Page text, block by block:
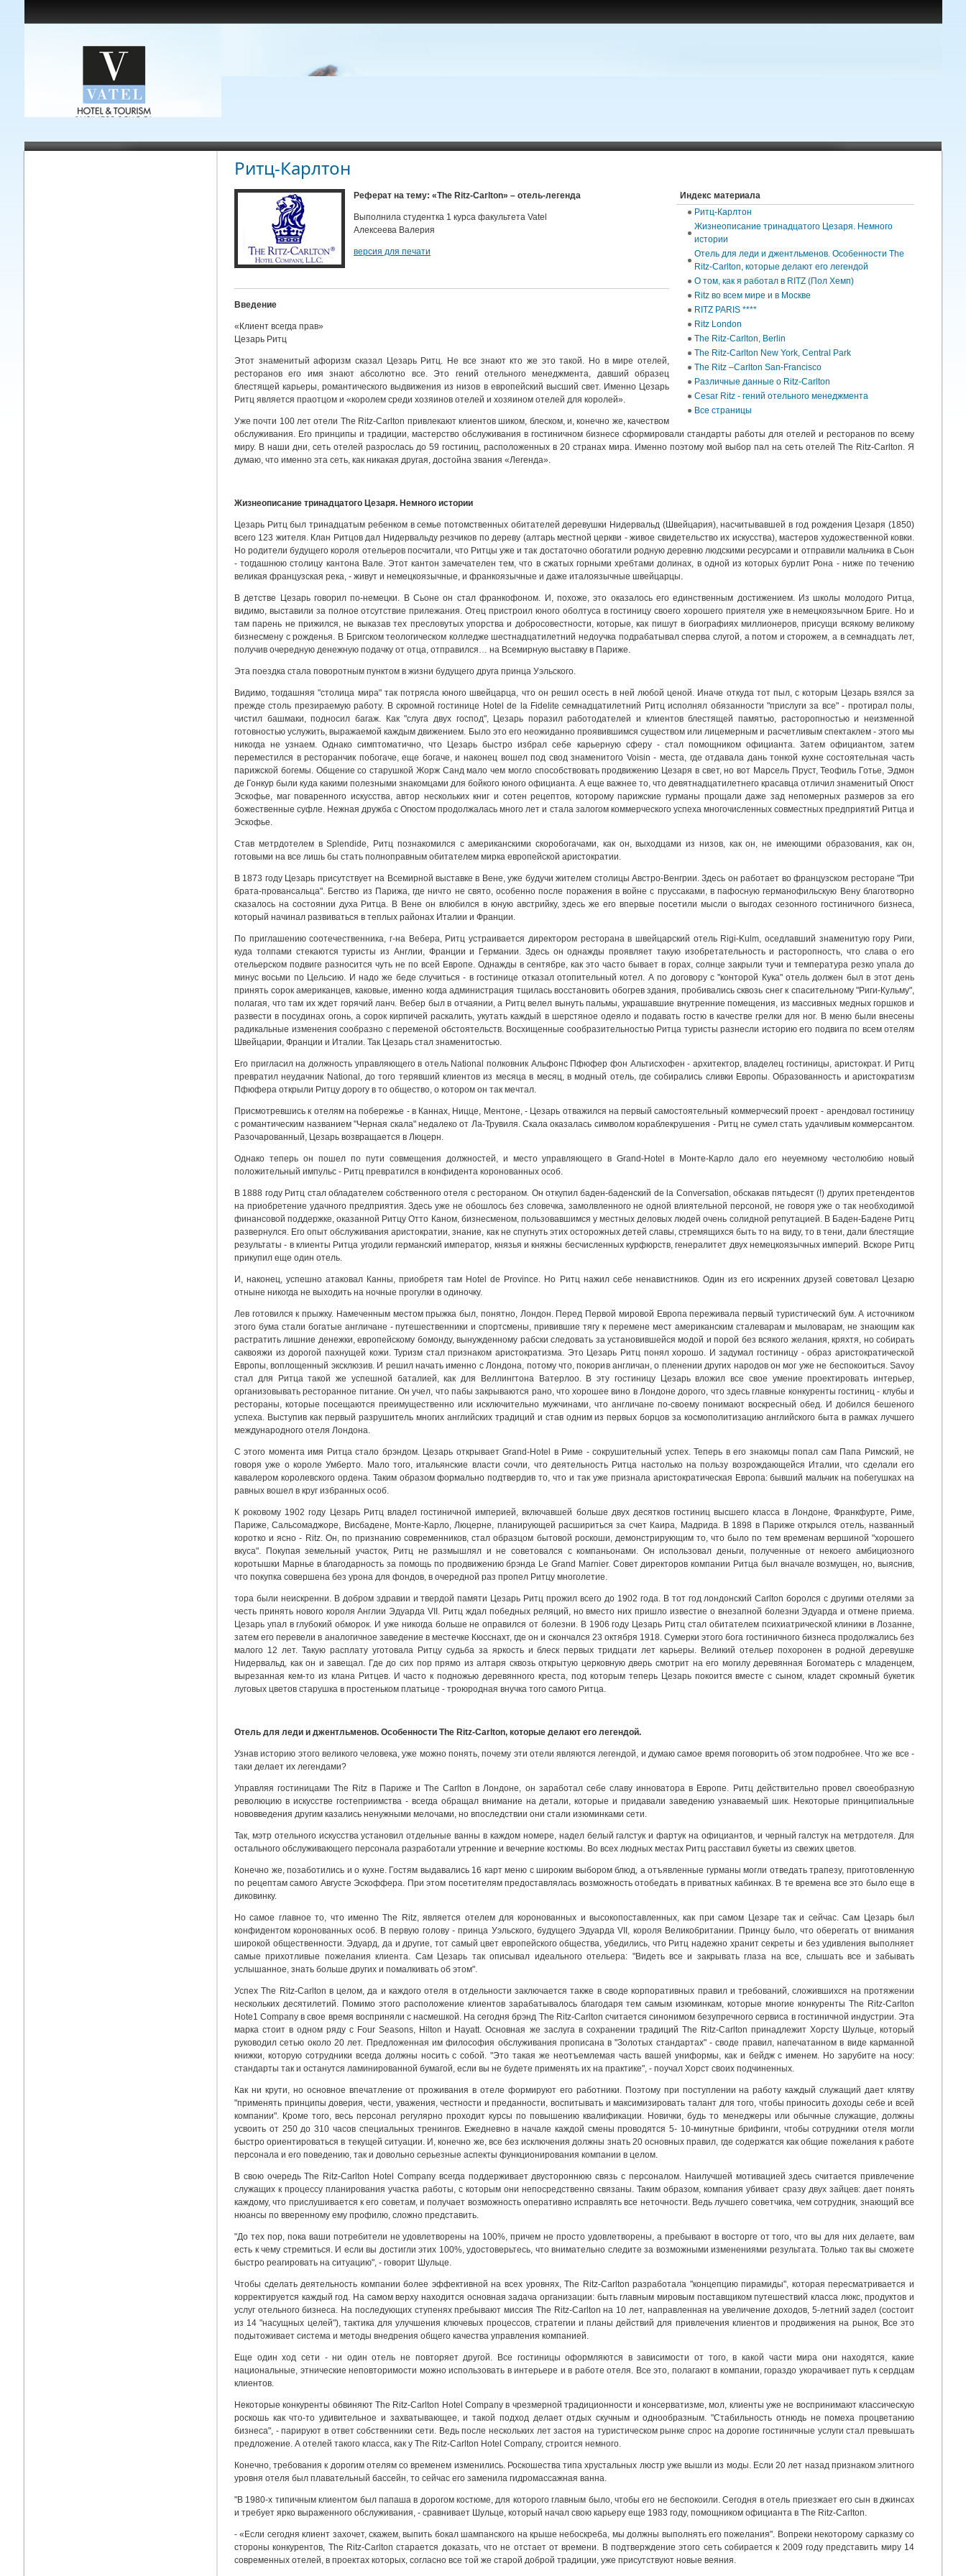
Ритц-Карлтон
Индекс материала
Ритц-Карлтон
Жизнеописание тринадцатого Цезаря. Немного
истории
Отель для леди и джентльменов. Особенности The
Ritz-Carlton, которые делают его легендой
О том, как я работал в RITZ (Пол Хемп)
Ritz во всем мире и в Москве
RITZ PARIS ****
Ritz London
The Ritz-Carlton, Berlin
The Ritz-Carlton New York, Central Park
The Ritz –Carlton San-Francisco
Различные данные о Ritz-Carlton
Cesar Ritz - гений отельного менеджмента
Все страницы
Реферат на тему: «The Ritz-Carlton» – отель-легенда
Выполнила студентка 1 курса факультета Vatel
Алексеева Валерия
версия для печати
Введение
«Клиент всегда прав»
Цезарь Ритц
Этот знаменитый афоризм сказал Цезарь Ритц. Не все знают кто же это такой. Но в мире отелей,
ресторанов его имя знают абсолютно все. Это гений отельного менеджмента, давший образец
блестящей карьеры, романтического выдвижения из низов в европейский высший свет. Именно Цезарь
Ритц является праотцом и «королем среди хозяинов отелей и хозяином отелей для королей».
Уже почти 100 лет отели The Ritz-Carlton привлекают клиентов шиком, блеском, и, конечно же, качеством
обслуживания. Его принципы и традиции, мастерство обслуживания в гостиничном бизнесе сформировали стандарты работы для отелей и ресторанов по всему
миру. В наши дни, сеть отелей разрослась до 59 гостиниц, расположенных в 20 странах мира. Именно поэтому мой выбор пал на сеть отелей The Ritz-Carlton. Я
думаю, что именно эта сеть, как никакая другая, достойна звания «Легенда».
Жизнеописание тринадцатого Цезаря. Немного истории
Цезарь Ритц был тринадцатым ребенком в семье потомственных обитателей деревушки Нидервальд (Швейцария), насчитывавшей в год рождения Цезаря (1850)
всего 123 жителя. Клан Ритцов дал Нидервальду резчиков по дереву (алтарь местной церкви - живое свидетельство их искусства), мастеров художественной ковки.
Но родители будущего короля отельеров посчитали, что Ритцы уже и так достаточно обогатили родную деревню людскими ресурсами и отправили мальчика в Сьон
- тогдашнюю столицу кантона Вале. Этот кантон замечателен тем, что в сжатых горными хребтами долинах, в одной из которых бурлит Рона - ниже по течению
великая французская река, - живут и немецкоязычные, и франкоязычные и даже италоязычные швейцарцы.
В детстве Цезарь говорил по-немецки. В Сьоне он стал франкофоном. И, похоже, это оказалось его единственным достижением. Из школы молодого Ритца,
видимо, выставили за полное отсутствие прилежания. Отец пристроил юного оболтуса в гостиницу своего хорошего приятеля уже в немецкоязычном Бриге. Но и
там парень не прижился, не выказав тех пресловутых упорства и добросовестности, которые, как пишут в биографиях миллионеров, присущи всякому великому
бизнесмену с рожденья. В Бригском теологическом колледже шестнадцатилетний недоучка подрабатывал сперва слугой, а потом и сторожем, а в семнадцать лет,
получив очередную денежную подачку от отца, отправился… на Всемирную выставку в Париже.
Эта поездка стала поворотным пунктом в жизни будущего друга принца Уэльского.
Видимо, тогдашняя "столица мира" так потрясла юного швейцарца, что он решил осесть в ней любой ценой. Иначе откуда тот пыл, с которым Цезарь взялся за
прежде столь презираемую работу. В скромной гостинице Hotel de la Fidelite семнадцатилетний Ритц исполнял обязанности "прислуги за все" - протирал полы,
чистил башмаки, подносил багаж. Как "слуга двух господ", Цезарь поразил работодателей и клиентов блестящей памятью, расторопностью и неизменной
готовностью услужить, выражаемой каждым движением. Было это его неожиданно проявившимся существом или лицемерным и расчетливым спектаклем - этого мы
никогда не узнаем. Однако симптоматично, что Цезарь быстро избрал себе карьерную сферу - стал помощником официанта. Затем официантом, затем
переместился в ресторанчик побогаче, еще богаче, и наконец вошел под свод знаменитого Voisin - места, где отдавала дань тонкой кухне состоятельная часть
парижской богемы. Общение со старушкой Жорж Санд мало чем могло способствовать продвижению Цезаря в свет, но вот Марсель Пруст, Теофиль Готье, Эдмон
де Гонкур были куда какими полезными знакомцами для бойкого юного официанта. А еще важнее то, что девятнадцатилетнего красавца отличил знаменитый Огюст
Эскофье, маг поваренного искусства, автор нескольких книг и сотен рецептов, которому парижские гурманы прощали даже зад непомерных размеров за его
божественные суфле. Нежная дружба с Огюстом продолжалась много лет и стала залогом коммерческого успеха многочисленных совместных предприятий Ритца и
Эскофье.
Став метрдотелем в Splendide, Ритц познакомился с американскими скоробогачами, как он, выходцами из низов, как он, не имеющими образования, как он,
готовыми на все лишь бы стать полноправным обитателем мирка европейской аристократии.
В 1873 году Цезарь присутствует на Всемирной выставке в Вене, уже будучи жителем столицы Австро-Венгрии. Здесь он работает во французском ресторане "Три
брата-провансальца". Бегство из Парижа, где ничто не свято, особенно после поражения в войне с пруссаками, в пафосную германофильскую Вену благотворно
сказалось на состоянии духа Ритца. В Вене он влюбился в юную австрийку, здесь же его впервые посетили мысли о выгодах сезонного гостиничного бизнеса,
который начинал развиваться в теплых районах Италии и Франции.
По приглашению соотечественника, г-на Вебера, Ритц устраивается директором ресторана в швейцарский отель Rigi-Kulm, оседлавший знаменитую гору Риги,
куда толпами стекаются туристы из Англии, Франции и Германии. Здесь он однажды проявляет такую изобретательность и расторопность, что слава о его
отельерском подвиге разносится чуть не по всей Европе. Однажды в сентябре, как это часто бывает в горах, солнце закрыли тучи и температура резко упала до
минус восьми по Цельсию. И надо же беде случиться - в гостинице отказал отопительный котел. А по договору с "конторой Кука" отель должен был в этот день
принять сорок американцев, каковые, именно когда администрация тщилась восстановить обогрев здания, пробивались сквозь снег к спасительному "Риги-Кульму",
полагая, что там их ждет горячий ланч. Вебер был в отчаянии, а Ритц велел вынуть пальмы, украшавшие внутренние помещения, из массивных медных горшков и
развести в посудинах огонь, а сорок кирпичей раскалить, укутать каждый в шерстяное одеяло и подавать гостю в качестве грелки для ног. В меню были внесены
радикальные изменения сообразно с переменой обстоятельств. Восхищенные сообразительностью Ритца туристы разнесли историю его подвига по всем отелям
Швейцарии, Франции и Италии. Так Цезарь стал знаменитостью.
Его пригласил на должность управляющего в отель National полковник Альфонс Пфюфер фон Альтисхофен - архитектор, владелец гостиницы, аристократ. И Ритц
превратил неудачник National, до того терявший клиентов из месяца в месяц, в модный отель, где собирались сливки Европы. Образованность и аристократизм
Пфюфера открыли Ритцу дорогу в то общество, о котором он так мечтал.
Присмотревшись к отелям на побережье - в Каннах, Ницце, Ментоне, - Цезарь отважился на первый самостоятельный коммерческий проект - арендовал гостиницу
с романтическим названием "Черная скала" недалеко от Ла-Трувиля. Скала оказалась символом кораблекрушения - Ритц не сумел стать удачливым коммерсантом.
Разочарованный, Цезарь возвращается в Люцерн.
Однако теперь он пошел по пути совмещения должностей, и место управляющего в Grand-Hotel в Монте-Карло дало его неуемному честолюбию новый
положительный импульс - Ритц превратился в конфидента коронованных особ.
В 1888 году Ритц стал обладателем собственного отеля с рестораном. Он откупил баден-баденский de la Conversation, обскакав пятьдесят (!) других претендентов
на приобретение удачного предприятия. Здесь уже не обошлось без словечка, замолвленного не одной влиятельной персоной, не говоря уже о так необходимой
финансовой поддержке, оказанной Ритцу Отто Каном, бизнесменом, пользовавшимся у местных деловых людей очень солидной репутацией. В Баден-Бадене Ритц
развернулся. Его опыт обслуживания аристократии, знание, как не спугнуть этих осторожных детей славы, стремящихся быть то на виду, то в тени, дали блестящие
результаты - в клиенты Ритца угодили германский император, князья и княжны бесчисленных курфюрств, генералитет двух немецкоязычных империй. Вскоре Ритц
прикупил еще один отель.
И, наконец, успешно атаковал Канны, приобретя там Hotel de Province. Но Ритц нажил себе ненавистников. Один из его искренних друзей советовал Цезарю
отныне никогда не выходить на ночные прогулки в одиночку.
Лев готовился к прыжку. Намеченным местом прыжка был, понятно, Лондон. Перед Первой мировой Европа переживала первый туристический бум. А источником
этого бума стали богатые англичане - путешественники и спортсмены, привившие тягу к перемене мест американским сталеварам и мыловарам, не знающим как
растратить лишние денежки, европейскому бомонду, вынужденному рабски следовать за установившейся модой и порой без всякого желания, кряхтя, но собирать
саквояжи из дорогой пахнущей кожи. Туризм стал признаком аристократизма. Это Цезарь Ритц понял хорошо. И задумал гостиницу - образ аристократической
Европы, воплощенный эксклюзив. И решил начать именно с Лондона, потому что, покорив англичан, о пленении других народов он мог уже не беспокоиться. Savoy
стал для Ритца такой же успешной баталией, как для Веллингтона Ватерлоо. В эту гостиницу Цезарь вложил все свое умение проектировать интерьер,
организовывать ресторанное питание. Он учел, что пабы закрываются рано, что хорошее вино в Лондоне дорого, что здесь главные конкуренты гостиниц - клубы и
рестораны, которые посещаются преимущественно или исключительно мужчинами, что англичане по-своему понимают воскресный обед. И добился бешеного
успеха. Выступив как первый разрушитель многих английских традиций и став одним из первых борцов за космополитизацию английского быта в рамках лучшего
международного отеля Лондона.
С этого момента имя Ритца стало брэндом. Цезарь открывает Grand-Hotel в Риме - сокрушительный успех. Теперь в его знакомцы попал сам Папа Римский, не
говоря уже о короле Умберто. Мало того, итальянские власти сочли, что деятельность Ритца настолько на пользу возрождающейся Италии, что сделали его
кавалером королевского ордена. Таким образом формально подтвердив то, что и так уже признала аристократическая Европа: бывший мальчик на побегушках на
равных вошел в круг избранных особ.
К роковому 1902 году Цезарь Ритц владел гостиничной империей, включавшей больше двух десятков гостиниц высшего класса в Лондоне, Франкфурте, Риме,
Париже, Сальсомаджоре, Висбадене, Монте-Карло, Люцерне, планирующей расшириться за счет Каира, Мадрида. В 1898 в Париже открылся отель, названный
коротко и ясно - Ritz. Он, по признанию современников, стал образцом бытовой роскоши, демонстрирующим то, что было по тем временам вершиной "хорошего
вкуса". Покупая земельный участок, Ритц не размышлял и не советовался с компаньонами. Он использовал деньги, полученные от некоего амбициозного
коротышки Марнье в благодарность за помощь по продвижению брэнда Le Grand Marnier. Совет директоров компании Ритца был вначале возмущен, но, выяснив,
что покупка совершена без урона для фондов, в очередной раз пропел Ритцу многолетие.
тора были неискренни. В добром здравии и твердой памяти Цезарь Ритц прожил всего до 1902 года. В тот год лондонский Carlton боролся с другими отелями за
честь принять нового короля Англии Эдуарда VII. Ритц ждал победных реляций, но вместо них пришло известие о внезапной болезни Эдуарда и отмене приема.
Цезарь упал в глубокий обморок. И уже никогда больше не оправился от болезни. В 1906 году Цезарь Ритц стал обитателем психиатрической клиники в Лозанне,
затем его перевели в аналогичное заведение в местечке Кюсснахт, где он и скончался 23 октября 1918. Сумерки этого бога гостиничного бизнеса продолжались без
малого 12 лет. Такую расплату уготовала Ритцу судьба за яркость и блеск первых тридцати лет карьеры. Великий отельер похоронен в родной деревушке
Нидервальд, как он и завещал. Где до сих пор прямо из алтаря сквозь открытую церковную дверь смотрит на его могилу деревянная Богоматерь с младенцем,
вырезанная кем-то из клана Ритцев. И часто к подножью деревянного креста, под которым теперь Цезарь покоится вместе с сыном, кладет скромный букетик
луговых цветов старушка в простеньком платьице - троюродная внучка того самого Ритца.
Отель для леди и джентльменов. Особенности The Ritz-Carlton, которые делают его легендой.
Узнав историю этого великого человека, уже можно понять, почему эти отели являются легендой, и думаю самое время поговорить об этом подробнее. Что же все -
таки делает их легендами?
Управляя гостиницами Тhе Ritz в Париже и Тhе Саrltоn в Лондоне, он заработал себе славу инноватора в Европе. Ритц действительно провел своеобразную
революцию в искусстве гостеприимства - всегда обращал внимание на детали, которые и придавали заведению узнаваемый шик. Некоторые принципиальные
нововведения другим казались ненужными мелочами, но впоследствии они стали изюминками сети.
Так, мэтр отельного искусства установил отдельные ванны в каждом номере, надел белый галстук и фартук на официантов, и черный галстук на метрдотеля. Для
остального обслуживающего персонала разработали утренние и вечерние костюмы. Во всех людных местах Ритц расставил букеты из свежих цветов.
Конечно же, позаботились и о кухне. Гостям выдавались 16 карт меню с широким выбором блюд, а отъявленные гурманы могли отведать трапезу, приготовленную
по рецептам самого Августе Эскоффера. При этом посетителям предоставлялась возможность отобедать в приватных кабинках. В те времена все это было еще в
диковинку.
Но самое главное то, что именно The Ritz, является отелем для коронованных и высокопоставленных, как при самом Цезаре так и сейчас. Сам Цезарь был
конфидентом коронованных особ. В первую голову - принца Уэльского, будущего Эдуарда VII, короля Великобритании. Принцу было, что оберегать от внимания
широкой общественности. Эдуард, да и другие, тот самый цвет европейского общества, убедились, что Ритц надежно хранит секреты и без удивления выполняет
самые прихотливые пожелания клиента. Сам Цезарь так описывал идеального отельера: "Видеть все и закрывать глаза на все, слышать все и забывать
услышанное, знать больше других и помалкивать об этом".
Успех The Ritz-Carlton в целом, да и каждого отеля в отдельности заключается также в своде корпоративных правил и требований, сложившихся на протяжении
нескольких десятилетий. Помимо этого расположение клиентов зарабатывалось благодаря тем самым изюминкам, которые многие конкуренты The Ritz-Carlton
Ноtе1 Соmраnу в свое время восприняли с насмешкой. На сегодня брэнд The Ritz-Carlton считается синонимом безупречного сервиса в гостиничной индустрии. Эта
марка стоит в одном ряду с Four Seasons, Hilton и Hayatt. Основная же заслуга в сохранении традиций The Ritz-Carlton принадлежит Хорсту Шульце, который
руководил сетью около 20 лет. Предложенная им философия обслуживания прописана в "Золотых стандартах" - своде правил, напечатанном в виде карманной
книжки, которую сотрудники всегда должны носить с собой. "Это такая же неотъемлемая часть вашей униформы, как и бейдж с именем. Но зарубите на носу:
стандарты так и останутся ламинированной бумагой, если вы не будете применять их на практике", - поучал Хорст своих подчиненных.
Как ни крути, но основное впечатление от проживания в отеле формируют его работники. Поэтому при поступлении на работу каждый служащий дает клятву
"применять принципы доверия, чести, уважения, честности и преданности, воспитывать и максимизировать талант для того, чтобы приносить доходы себе и всей
компании". Кроме того, весь персонал регулярно проходит курсы по повышению квалификации. Новички, будь то менеджеры или обычные служащие, должны
усвоить от 250 до 310 часов специальных тренингов. Ежедневно в начале каждой смены проводятся 5- 10-минутные брифинги, чтобы сотрудники отеля могли
быстро ориентироваться в текущей ситуации. И, конечно же, все без исключения должны знать 20 основных правил, где содержатся как общие пожелания к работе
персонала и его поведению, так и довольно серьезные аспекты функционирования компании в целом.
В свою очередь The Ritz-Carlton Ноtеl Соmраnу всегда поддерживает двустороннюю связь с персоналом. Наилучшей мотивацией здесь считается привлечение
служащих к процессу планирования участка работы, с которым они непосредственно связаны. Таким образом, компания убивает сразу двух зайцев: дает понять
каждому, что прислушивается к его советам, и получает возможность оперативно исправлять все неточности. Ведь лучшего советчика, чем сотрудник, знающий все
нюансы по вверенному ему профилю, сложно представить.
"До тех пор, пока ваши потребители не удовлетворены на 100%, причем не просто удовлетворены, а пребывают в восторге от того, что вы для них делаете, вам
есть к чему стремиться. И если вы достигли этих 100%, удостоверьтесь, что внимательно следите за возможными изменениями результата. Только так вы сможете
быстро реагировать на ситуацию", - говорит Шульце.
Чтобы сделать деятельность компании более эффективной на всех уровнях, The Ritz-Carlton разработала "концепцию пирамиды", которая пересматривается и
корректируется каждый год. На самом верху находится основная задача организации: быть главным мировым поставщиком путешествий класса люкс, продуктов и
услуг отельного бизнеса. На последующих ступенях пребывают миссия The Ritz-Carlton на 10 лет, направленная на увеличение доходов, 5-летний задел (состоит
из 14 "насущных целей"), тактика для улучшения ключевых процессов, стратегии и планы действий для привлечения клиентов и продвижения на рынок, Все это
подытоживает система и методы внедрения общего качества управления компанией.
Еще один ход сети - ни один отель не повторяет другой. Все гостиницы оформляются в зависимости от того, в какой части мира они находятся, какие
национальные, этнические неповторимости можно использовать в интерьере и в работе отеля. Все это, полагают в компании, гораздо укорачивает путь к сердцам
клиентов.
Некоторые конкуренты обвиняют The Ritz-Carlton Ноtеl Соmраnу в чрезмерной традиционности и консерватизме, мол, клиенты уже не воспринимают классическую
роскошь как что-то удивительное и захватывающее, и такой подход делает отдых скучным и однообразным. "Стабильность отнюдь не помеха процветанию
бизнеса", - парируют в ответ собственники сети. Ведь после нескольких лет застоя на туристическом рынке спрос на дорогие гостиничные услуги стал превышать
предложение. А отелей такого класса, как у The Ritz-Carlton Ноtеl Соmраnу, строится немного.
Конечно, требования к дорогим отелям со временем изменились. Роскошества типа хрустальных люстр уже вышли из моды. Если 20 лет назад признаком элитного
уровня отеля был плавательный бассейн, то сейчас его заменила гидромассажная ванна.
"В 1980-х типичным клиентом был папаша в дорогом костюме, для которого главным было, чтобы его не беспокоили. Сегодня в отель приезжает его сын в джинсах
и требует ярко выраженного обслуживания, - сравнивает Шульце, который начал свою карьеру еще 1983 году, помощником официанта в The Ritz-Carlton.
- «Если сегодня клиент захочет, скажем, выпить бокал шампанского на крыше небоскреба, мы должны выполнять его пожелания". Вопреки некоторому сарказму со
стороны конкурентов, The Ritz-Carlton старается доказать, что не отстает от времени. В подтверждение этого сеть собирается к 2009 году представить миру 14
современных отелей, в проектах которых, согласно все той же старой доброй традиции, уже присутствуют новые веяния.